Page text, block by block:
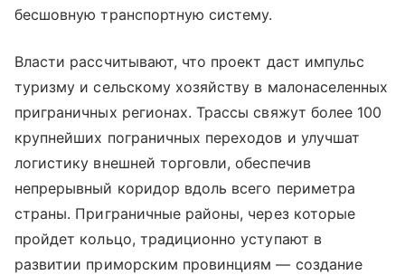
бесшовную транспортную систему.
Власти рассчитывают, что проект даст импульс
туризму и сельскому хозяйству в малонаселенных
приграничных регионах. Трассы свяжут более 100
крупнейших пограничных переходов и улучшат
логистику внешней торговли, обеспечив
непрерывный коридор вдоль всего периметра
страны. Приграничные районы, через которые
пройдет кольцо, традиционно уступают в
развитии приморским провинциям — создание